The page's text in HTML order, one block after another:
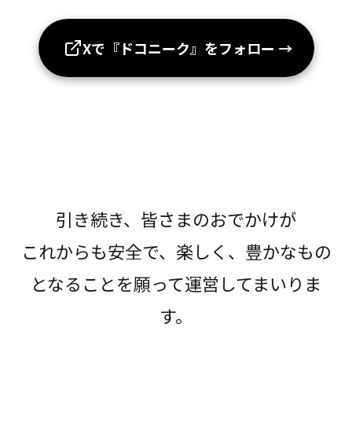
Xで『ドコニーク』をフォロー →
引き続き、皆さまのおでかけが
これからも安全で、楽しく、豊かなもの
となることを願って運営してまいりま
す。